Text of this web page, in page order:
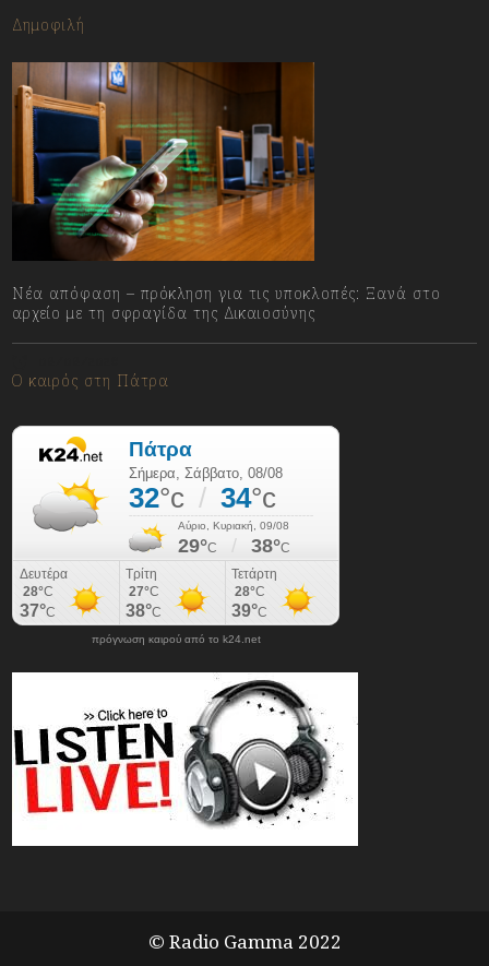
Δημοφιλή
Νέα απόφαση – πρόκληση για τις υποκλοπές: Ξανά στο
αρχείο με τη σφραγίδα της Δικαιοσύνης
Ο καιρός στη Πάτρα
πρόγνωση καιρού από το k24.net
© Radio Gamma 2022